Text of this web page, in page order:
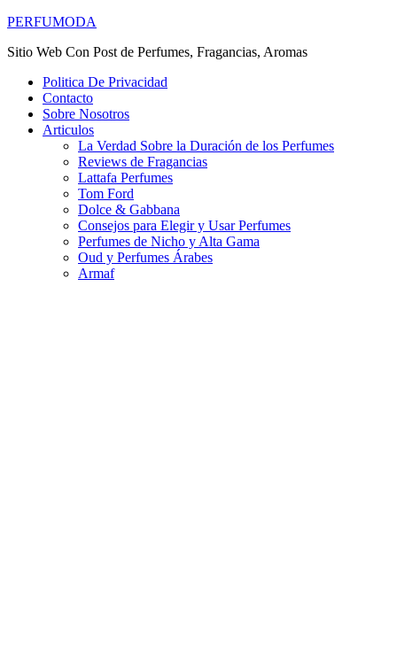
PERFUMODA
Sitio Web Con Post de Perfumes, Fragancias, Aromas
Politica De Privacidad
Contacto
Sobre Nosotros
Articulos
La Verdad Sobre la Duración de los Perfumes
Reviews de Fragancias
Lattafa Perfumes
Tom Ford
Dolce & Gabbana
Consejos para Elegir y Usar Perfumes
Perfumes de Nicho y Alta Gama
Oud y Perfumes Árabes
Armaf